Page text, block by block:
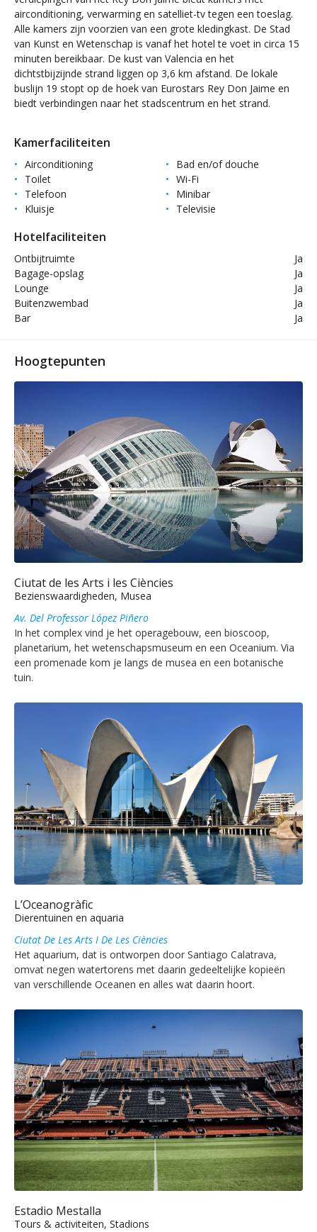
airconditioning, verwarming en satelliet-tv tegen een toeslag.
Alle kamers zijn voorzien van een grote kledingkast. De Stad
van Kunst en Wetenschap is vanaf het hotel te voet in circa 15
minuten bereikbaar. De kust van Valencia en het
dichtstbijzijnde strand liggen op 3,6 km afstand. De lokale
buslijn 19 stopt op de hoek van Eurostars Rey Don Jaime en
biedt verbindingen naar het stadscentrum en het strand.
Kamerfaciliteiten
Airconditioning
Bad en/of douche
Toilet
Wi-Fi
Telefoon
Minibar
Kluisje
Televisie
Hotelfaciliteiten
Ontbijtruimte
Ja
Bagage-opslag
Ja
Lounge
Ja
Buitenzwembad
Ja
Bar
Ja
Hoogtepunten
Ciutat de les Arts i les Ciències
Bezienswaardigheden, Musea
Av. Del Professor López Piñero
In het complex vind je het operagebouw, een bioscoop,
planetarium, het wetenschapsmuseum en een Oceanium. Via
een promenade kom je langs de musea en een botanische
tuin.
L’Oceanogràfic
Dierentuinen en aquaria
Ciutat De Les Arts I De Les Ciències
Het aquarium, dat is ontworpen door Santiago Calatrava,
omvat negen watertorens met daarin gedeeltelijke kopieën
van verschillende Oceanen en alles wat daarin hoort.
Estadio Mestalla
Tours & activiteiten, Stadions